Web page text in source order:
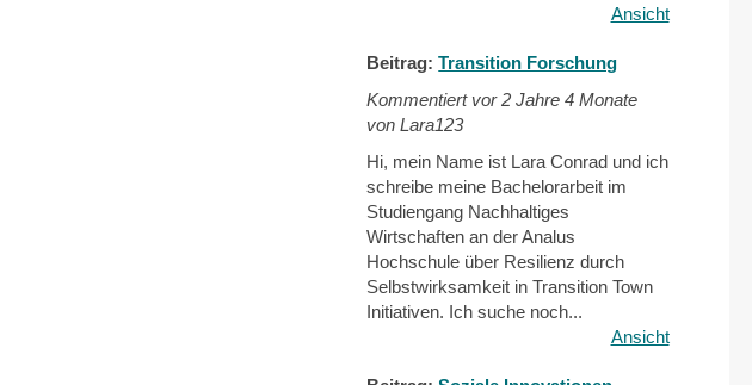
Ansicht
Beitrag:Transition Forschung
Kommentiert vor2 Jahre 4 Monate
von Lara123
Hi, mein Name ist Lara Conrad und ich
schreibe meine Bachelorarbeit im
Studiengang Nachhaltiges
Wirtschaften an der Analus
Hochschule über Resilienz durch
Selbstwirksamkeit in Transition Town
Initiativen. Ich suche noch...
Ansicht